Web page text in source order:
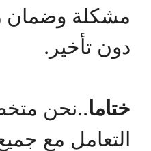
مشكلة وضمان
دون تأخير.
ختاما..نحن
التعامل مع